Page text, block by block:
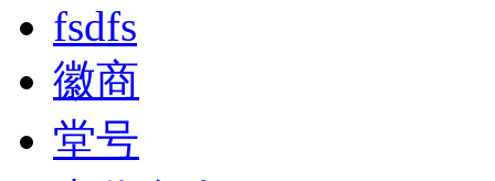
fsdfs
徽商
堂号